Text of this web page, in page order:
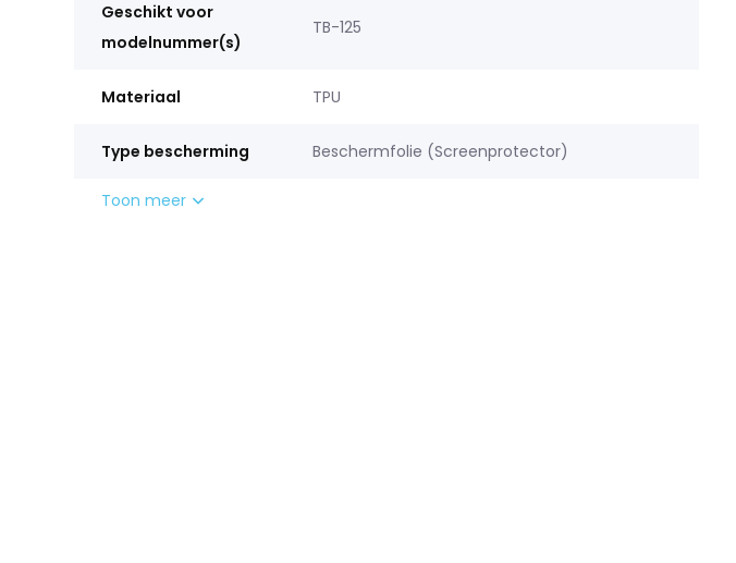
Geschikt voor
modelnummer(s)
TB-125
Materiaal TPU
Type bescherming Beschermfolie (Screenprotector)
Toon meer